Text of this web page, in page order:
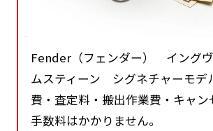
Fender（フェンダー） イング
ムスティーン シグネチャーモデ
費・査定料・搬出作業費・キャン
手数料はかかりません。